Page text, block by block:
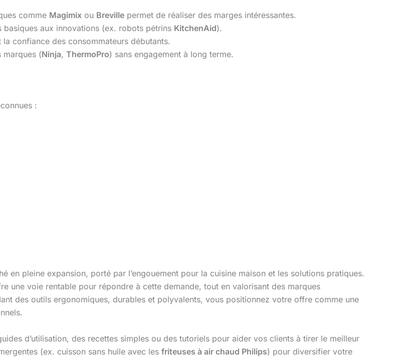
comme Magimix ou Breville permet de réaliser des marges intéressantes.
basiques aux innovations (ex. robots pétrins KitchenAid).
confiance des consommateurs débutants.
marques (Ninja, ThermoPro) sans engagement à long terme.
:
en pleine expansion, porté par l’engouement pour la cuisine maison et les solutions pratiques.
une voie rentable pour répondre à cette demande, tout en valorisant des marques
des outils ergonomiques, durables et polyvalents, vous positionnez votre offre comme une
d’utilisation, des recettes simples ou des tutoriels pour aider vos clients à tirer le meilleur
(ex. cuisson sans huile avec les friteuses à air chaud Philips) pour diversifier votre